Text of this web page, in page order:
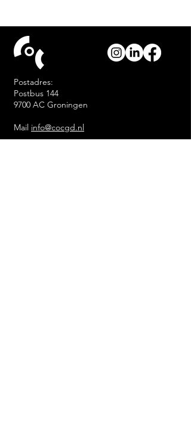
Postadres:
Postbus 144
9700 AC Groningen
Mail info@cocgd.nl